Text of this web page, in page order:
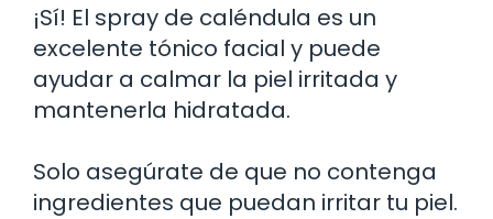
¡Sí! El spray de caléndula es un
excelente tónico facial y puede
ayudar a calmar la piel irritada y
mantenerla hidratada.
Solo asegúrate de que no contenga
ingredientes que puedan irritar tu piel.